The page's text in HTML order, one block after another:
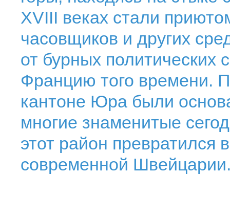
XVIII веках стали
часовщиков и других
от бурных политических
Францию того времени.
кантоне Юра были
многие знаменитые
этот район превратился
современной